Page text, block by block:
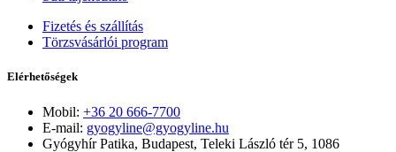
Fizetés és szállítás
Törzsvásárlói program
Elérhetőségek
Mobil: +36 20 666-7700
E-mail: gyogyline@gyogyline.hu
Gyógyhír Patika, Budapest, Teleki László tér 5, 1086